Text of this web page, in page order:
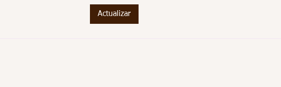
Evento de NJ Family Care
el 18 de noviembre--Escuela
Actualizar